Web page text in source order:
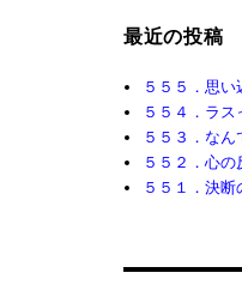
最近の投稿
５５５．思
５５４．ラス
５５３．なん
５５２．心の
５５１．決